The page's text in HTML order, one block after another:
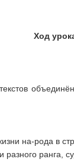
Ход
на-рода в
разного ранга,